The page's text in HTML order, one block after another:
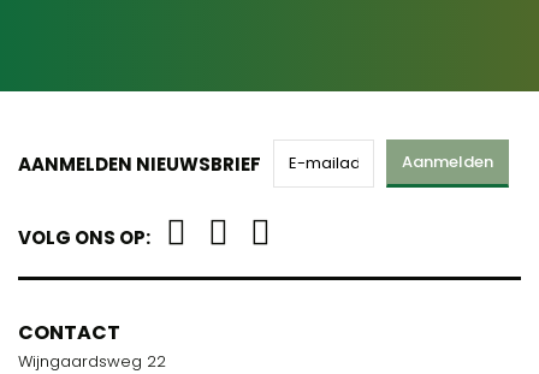
AANMELDEN NIEUWSBRIEF Aanmelden
VOLG ONS OP:
CONTACT
Wijngaardsweg 22